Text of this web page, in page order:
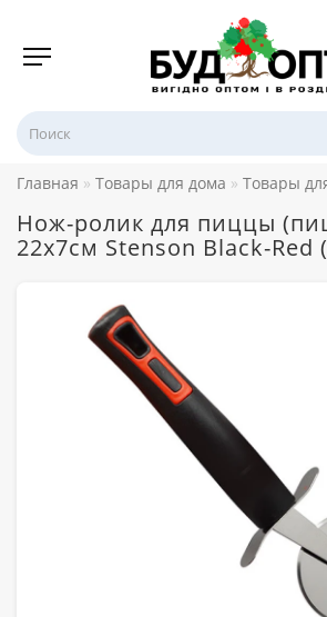
Главная Товары для дома Товары
Нож-ролик для пиццы
22x7см Stenson Black-Red